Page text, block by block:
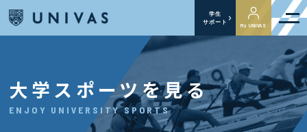
学生
サポート
My UNIVAS
大学スポーツを見る
ENJOY UNIVERSITY SPORTS